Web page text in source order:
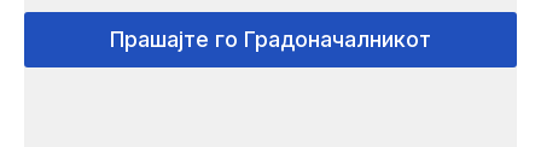
Прашајте го Градоначалникот